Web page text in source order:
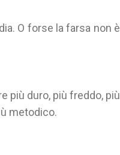
O forse la farsa non è
più duro, più freddo, più
metodico.